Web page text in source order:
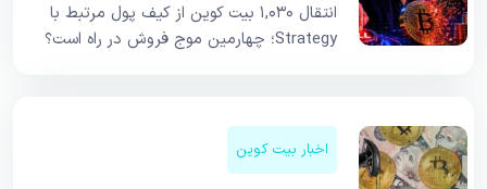
انتقال ۱,۰۳۰ بیت کوین از کیف پول مرتبط با
Strategy؛ چهارمین موج فروش در راه است؟
اخبار بیت کوین